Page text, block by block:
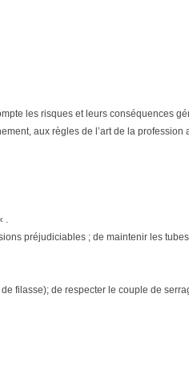
les risques et leurs conséquences
aux règles de l’art de la profession
.
préjudiciables ; de maintenir les
filasse); de respecter le couple de